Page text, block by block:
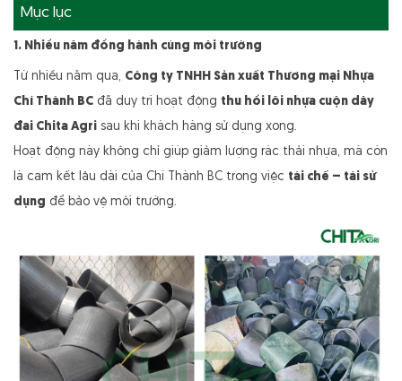
Mục lục
1. Nhiều năm đồng hành cùng môi trường
Từ nhiều năm qua, Công ty TNHH Sản xuất Thương mại Nhựa
Chí Thành BC đã duy trì hoạt động thu hồi lõi nhựa cuộn dây
đai Chita Agri sau khi khách hàng sử dụng xong.
Hoạt động này không chỉ giúp giảm lượng rác thải nhựa, mà còn
là cam kết lâu dài của Chí Thành BC trong việc tái chế – tái sử
dụng để bảo vệ môi trường.